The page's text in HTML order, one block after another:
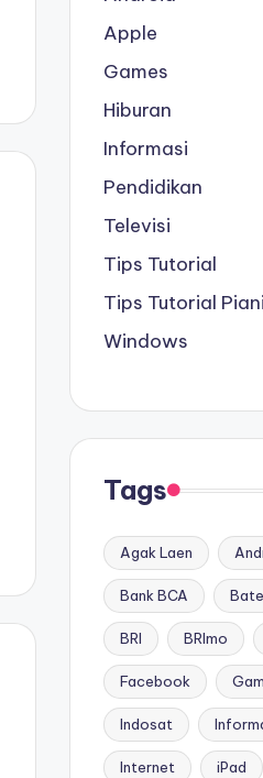
Apple
Games
Hiburan
Informasi
Pendidikan
Televisi
Tips Tutorial
Tips Tutorial
Windows
Tags
Agak Laen
Bank BCA
BRI BRImo
Facebook
Indosat
Internet iPad